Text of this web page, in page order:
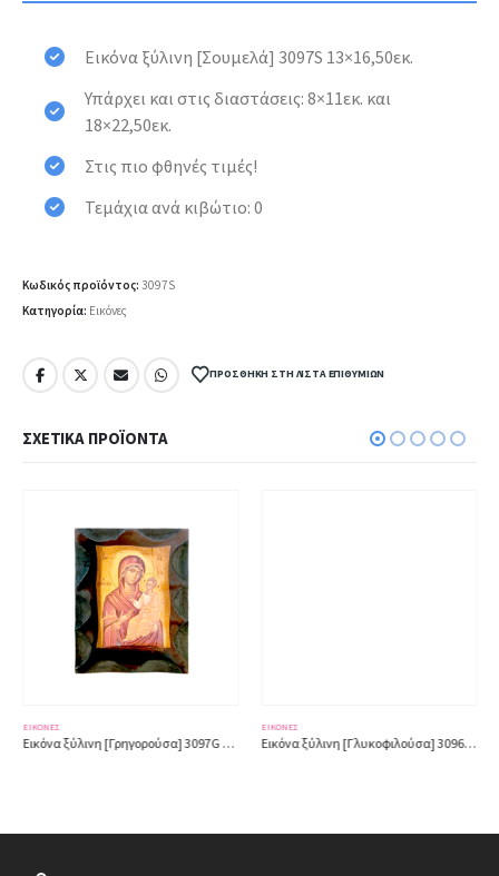
Εικόνα ξύλινη [Σουμελά] 3097S 13×16,50εκ.
Υπάρχει και στις διαστάσεις: 8×11εκ. και
18×22,50εκ.
Στις πιο φθηνές τιμές!
Τεμάχια ανά κιβώτιο: 0
Κωδικός προϊόντος: 3097S
Κατηγορία: Εικόνες
ΠΡΟΣΘΉΚΗ ΣΤΗ ΛΊΣΤΑ ΕΠΙΘΥΜΙΏΝ
ΣΧΕΤΙΚΆ ΠΡΟΪΌΝΤΑ
ΕΙΚΌΝΕΣ
Εικόνα ξύλινη [Γρηγορούσα] 3097G 13×16,50εκ.
ΕΙΚΌΝΕΣ
Εικόνα ξύλινη [Γλυκοφιλούσα] 3096F 8×11εκ.